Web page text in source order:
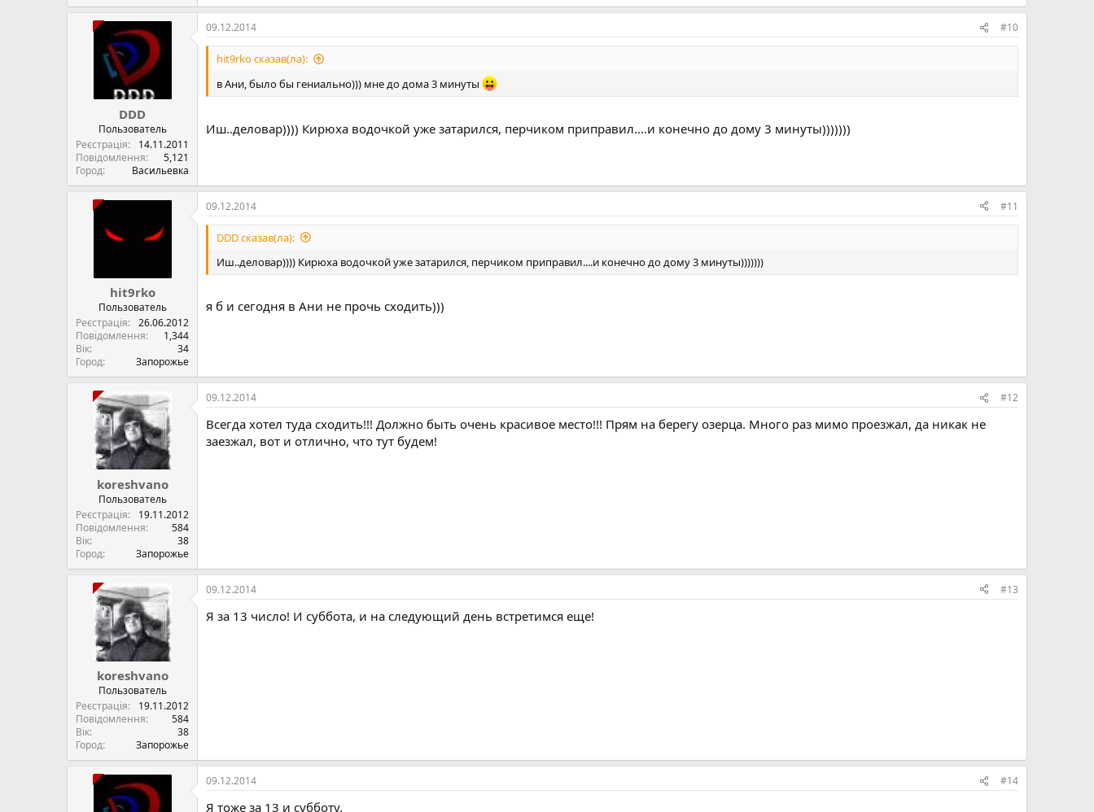
DDD
Пользователь
Реєстрація
14.11.2011
Повідомлення
5,121
Город
Васильевка
09.12.2014 #10
hit9rko сказав(ла):
в Ани, было бы гениально))) мне до дома 3 минуты
Иш..деловар)))) Кирюха водочкой уже затарился, перчиком приправил....и конечно до дому 3 минуты)))))))
hit9rko
Пользователь
Реєстрація
26.06.2012
Повідомлення
1,344
Вік
34
Город
Запорожье
09.12.2014 #11
DDD сказав(ла):
Иш..деловар)))) Кирюха водочкой уже затарился, перчиком приправил....и конечно до дому 3 минуты)))))))
я б и сегодня в Ани не прочь сходить)))
koreshvano
Пользователь
Реєстрація
19.11.2012
Повідомлення
584
Вік
38
Город
Запорожье
09.12.2014 #12
Всегда хотел туда сходить!!! Должно быть очень красивое место!!! Прям на берегу озерца. Много раз мимо проезжал, да никак не
заезжал, вот и отлично, что тут будем!
koreshvano
Пользователь
Реєстрація
19.11.2012
Повідомлення
584
Вік
38
Город
Запорожье
09.12.2014 #13
Я за 13 число! И суббота, и на следующий день встретимся еще!
09.12.2014 #14
Я тоже за 13 и субботу.